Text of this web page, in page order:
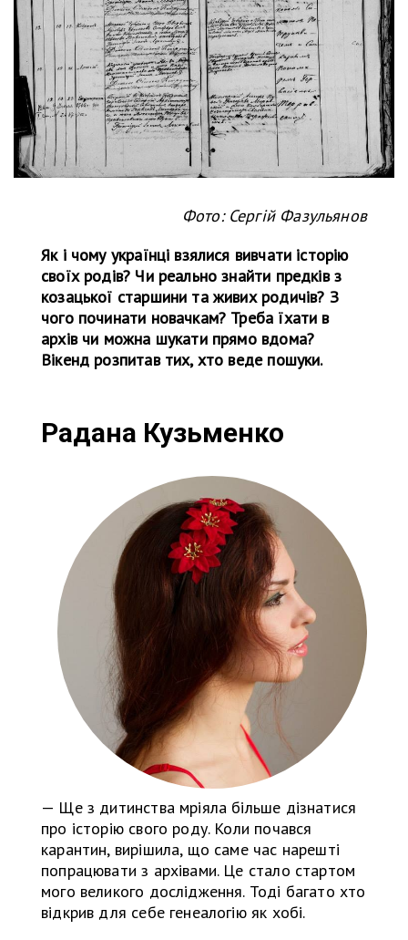
Фото: Сергій Фазульянов
Як і чому українці взялися вивчати історію
своїх родів? Чи реально знайти предків з
козацької старшини та живих родичів? З
чого починати новачкам? Треба їхати в
архів чи можна шукати прямо вдома?
Вікенд розпитав тих, хто веде пошуки.
Радана Кузьменко
— Ще з дитинства мріяла більше дізнатися
про історію свого роду. Коли почався
карантин, вирішила, що саме час нарешті
попрацювати з архівами. Це стало стартом
мого великого дослідження. Тоді багато хто
відкрив для себе генеалогію як хобі.